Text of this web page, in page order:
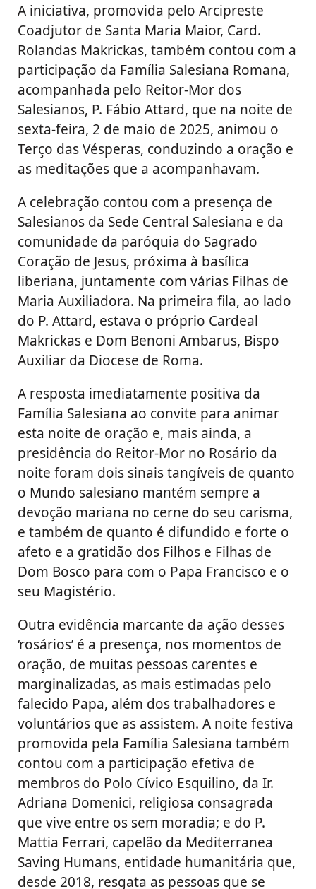
A iniciativa, promovida pelo Arcipreste
Coadjutor de Santa Maria Maior, Card.
Rolandas Makrickas, também contou com a
participação da Família Salesiana Romana,
acompanhada pelo Reitor-Mor dos
Salesianos, P. Fábio Attard, que na noite de
sexta-feira, 2 de maio de 2025, animou o
Terço das Vésperas, conduzindo a oração e
as meditações que a acompanhavam.
A celebração contou com a presença de
Salesianos da Sede Central Salesiana e da
comunidade da paróquia do Sagrado
Coração de Jesus, próxima à basílica
liberiana, juntamente com várias Filhas de
Maria Auxiliadora. Na primeira fila, ao lado
do P. Attard, estava o próprio Cardeal
Makrickas e Dom Benoni Ambarus, Bispo
Auxiliar da Diocese de Roma.
A resposta imediatamente positiva da
Família Salesiana ao convite para animar
esta noite de oração e, mais ainda, a
presidência do Reitor-Mor no Rosário da
noite foram dois sinais tangíveis de quanto
o Mundo salesiano mantém sempre a
devoção mariana no cerne do seu carisma,
e também de quanto é difundido e forte o
afeto e a gratidão dos Filhos e Filhas de
Dom Bosco para com o Papa Francisco e o
seu Magistério.
Outra evidência marcante da ação desses
‘rosários’ é a presença, nos momentos de
oração, de muitas pessoas carentes e
marginalizadas, as mais estimadas pelo
falecido Papa, além dos trabalhadores e
voluntários que as assistem. A noite festiva
promovida pela Família Salesiana também
contou com a participação efetiva de
membros do Polo Cívico Esquilino, da Ir.
Adriana Domenici, religiosa consagrada
que vive entre os sem moradia; e do P.
Mattia Ferrari, capelão da Mediterranea
Saving Humans, entidade humanitária que,
desde 2018, resgata as pessoas que se